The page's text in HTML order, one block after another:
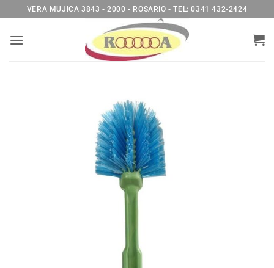
al
contenido
VERA MUJICA 3843 - 2000 - ROSARIO - TEL: 0341 432-2424